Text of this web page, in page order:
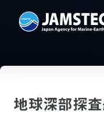
地球深部探